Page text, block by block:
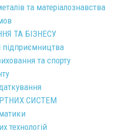
та матеріалознавства
ТА БІЗНЕСУ
підприємництва
та спорту
СИСТЕМ
технологій